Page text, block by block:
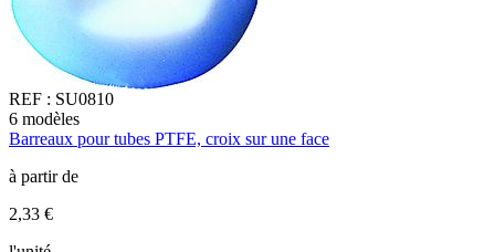
REF : SU0810
6 modèles
Barreaux pour tubes PTFE, croix sur une face
à partir de
2,33 €